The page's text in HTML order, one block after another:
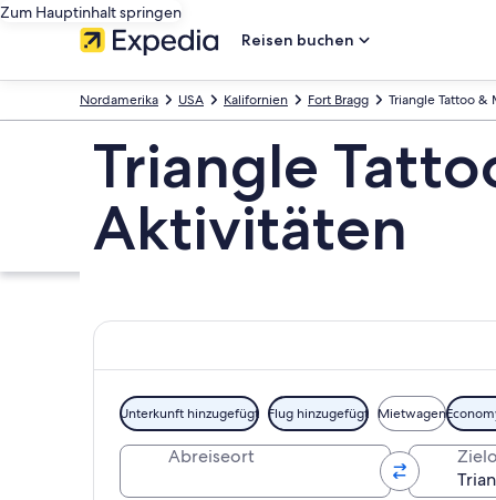
Zum Hauptinhalt springen
Reisen buchen
Triangle Tattoo &
Fort Bragg
Kalifornien
USA
Nordamerika
Triangle
Aktivitäten
Unterkunft hinzugefügt Flug hinzugefügt Mietwagen
Abreiseort